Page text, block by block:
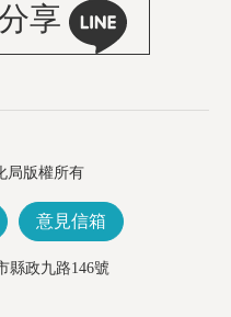
享
局版權所有
意見信箱
縣政九路146號